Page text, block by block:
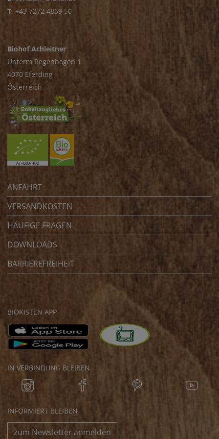
T. +43 7272 4859 50
Biohof Achleitner
Unterm Regenbogen 1
4070 Eferding
Österreich
ANFAHRT
VERSANDKOSTEN
HÄUFIGE FRAGEN
DOWNLOADS
BARRIEREFREIHEIT
BIOKISTEN APP
IN VERBINDUNG BLEIBEN
INFORMIERT BLEIBEN
zum Newsletter anmelden